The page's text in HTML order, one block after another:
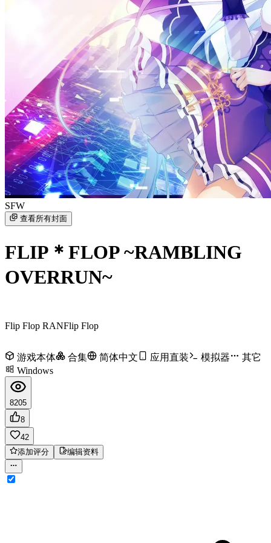
SFW
查看所有封面
FLIP＊FLOP ~RAMBLING
OVERRUN~
Flip Flop RANFlip Flop
游戏本体 合集 简体中文 应用直装 模拟器
其它
Windows
8205
8
42
添加评分
编辑资料